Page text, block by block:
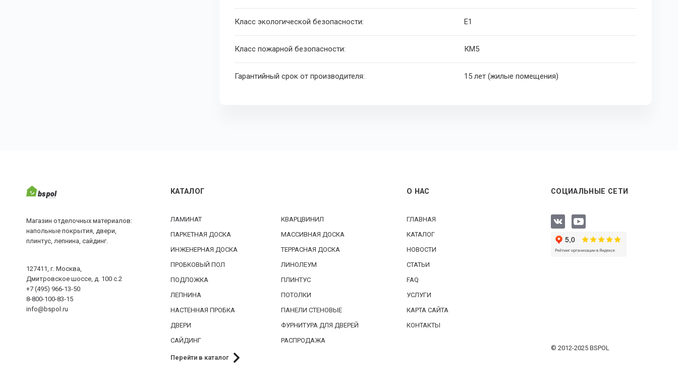
Класс экологической безопасности: Е1
Класс пожарной безопасности: КМ5
Гарантийный срок от производителя: 15 лет (жилые помещения)
Магазин отделочных материалов:
напольные покрытия, двери,
плинтус, лепнина, сайдинг.
127411, г. Москва,
Дмитровское шоссе, д. 100 с.2
+7 (495) 966-13-50
8-800-100-83-15
info@bspol.ru
КАТАЛОГ
ЛАМИНАТ
КВАРЦВИНИЛ
ПАРКЕТНАЯ ДОСКА
МАССИВНАЯ ДОСКА
ИНЖЕНЕРНАЯ ДОСКА
ТЕРРАСНАЯ ДОСКА
ПРОБКОВЫЙ ПОЛ
ЛИНОЛЕУМ
ПОДЛОЖКА
ПЛИНТУС
ЛЕПНИНА
ПОТОЛКИ
НАСТЕННАЯ ПРОБКА
ПАНЕЛИ СТЕНОВЫЕ
ДВЕРИ
ФУРНИТУРА ДЛЯ ДВЕРЕЙ
САЙДИНГ
РАСПРОДАЖА
Перейти в каталог
О НАС
ГЛАВНАЯ
КАТАЛОГ
НОВОСТИ
СТАТЬИ
FAQ
УСЛУГИ
КАРТА САЙТА
КОНТАКТЫ
© 2012-2025 BSPOL
СОЦИАЛЬНЫЕ СЕТИ